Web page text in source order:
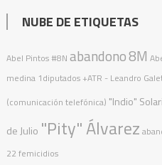
NUBE DE ETIQUETAS
Abel Pintos #8N abandono8M
medina 1diputados +ATR - Leandro
(comunicación telefónica) "Indio" Solari
de Julio "Pity" Álvarez
22 femicidios